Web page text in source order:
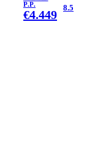
P.P.
€4.449 8.5